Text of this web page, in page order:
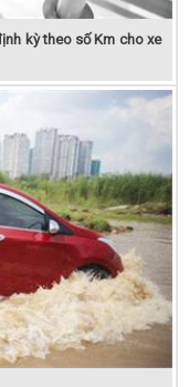
kỳ theo số Km cho xe